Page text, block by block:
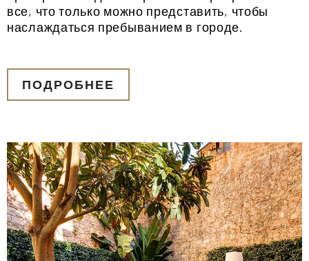
все, что только можно представить, чтобы
наслаждаться пребыванием в городе.
ПОДРОБНЕЕ